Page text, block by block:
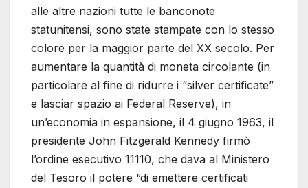
alle altre nazioni tutte le banconote
statunitensi, sono state stampate con lo stesso
colore per la maggior parte del XX secolo. Per
aumentare la quantità di moneta circolante (in
particolare al fine di ridurre i “silver certificate”
e lasciar spazio ai Federal Reserve), in
un’economia in espansione, il 4 giugno 1963, il
presidente John Fitzgerald Kennedy firmò
l’ordine esecutivo 11110, che dava al Ministero
del Tesoro il potere “di emettere certificati